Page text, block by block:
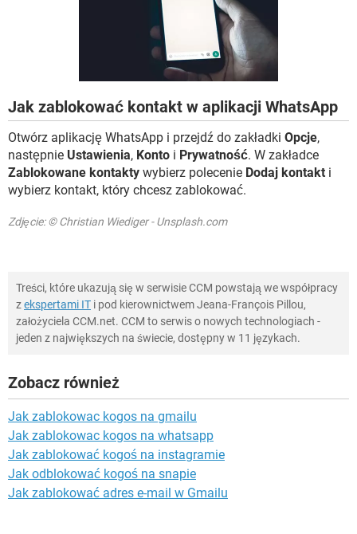
FACEBOOK
Jak zablokować kontakt w aplikacji WhatsApp
Otwórz aplikację WhatsApp i przejdź do zakładki Opcje,
następnie Ustawienia, Konto i Prywatność. W zakładce
Zablokowane kontakty wybierz polecenie Dodaj kontakt i
wybierz kontakt, który chcesz zablokować.
Zdjęcie: © Christian Wiediger - Unsplash.com
Treści, które ukazują się w serwisie CCM powstają we współpracy
zekspertami IT i pod kierownictwem Jeana-François Pillou,
założyciela CCM.net. CCM to serwis o nowych technologiach -
jeden z największych na świecie, dostępny w 11 językach.
Zobacz również
Jak zablokowac kogos na gmailu
Jak zablokowac kogos na whatsapp
Jak zablokować kogoś na instagramie
Jak odblokować kogoś na snapie
Jak zablokować adres e-mail w Gmailu